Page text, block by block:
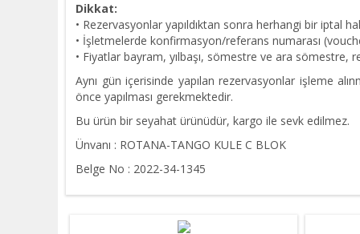
Dikkat:
• Rezervasyonlar yapıldıktan sonra herhangi bir iptal
• İşletmelerde konfirmasyon/referans numarası
• Fiyatlar bayram, yılbaşı, sömestre ve ara
Aynı gün içerisinde yapılan rezervasyonlar işleme
önce yapılması gerekmektedir.
Bu ürün bir seyahat ürünüdür, kargo ile sevk edilmez.
Ünvanı : ROTANA-TANGO KULE C BLOK
Belge No : 2022-34-1345